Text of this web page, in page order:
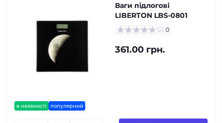
в наявності популярний
Ваги підлогові
LIBERTON LBS-0801
0
361.00 грн.